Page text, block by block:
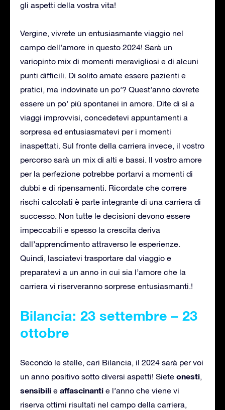
gli aspetti della vostra vita!
Vergine, vivrete un entusiasmante viaggio nel
campo dell’amore in questo 2024! Sarà un
variopinto mix di momenti meravigliosi e di alcuni
punti difficili. Di solito amate essere pazienti e
pratici, ma indovinate un po’? Quest’anno dovrete
essere un po’ più spontanei in amore. Dite di sì a
viaggi improvvisi, concedetevi appuntamenti a
sorpresa ed entusiasmatevi per i momenti
inaspettati. Sul fronte della carriera invece, il vostro
percorso sarà un mix di alti e bassi. Il vostro amore
per la perfezione potrebbe portarvi a momenti di
dubbi e di ripensamenti. Ricordate che correre
rischi calcolati è parte integrante di una carriera di
successo. Non tutte le decisioni devono essere
impeccabili e spesso la crescita deriva
dall’apprendimento attraverso le esperienze.
Quindi, lasciatevi trasportare dal viaggio e
preparatevi a un anno in cui sia l’amore che la
carriera vi riserveranno sorprese entusiasmanti.!
Bilancia: 23 settembre – 23
ottobre
Secondo le stelle, cari Bilancia, il 2024 sarà per voi
un anno positivo sotto diversi aspetti! Siete onesti,
sensibili e affascinanti e l’anno che viene vi
riserva ottimi risultati nel campo della carriera,